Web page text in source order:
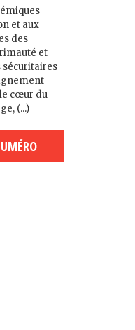
et aux
des
et
sécuritaires
cœur du
(...)